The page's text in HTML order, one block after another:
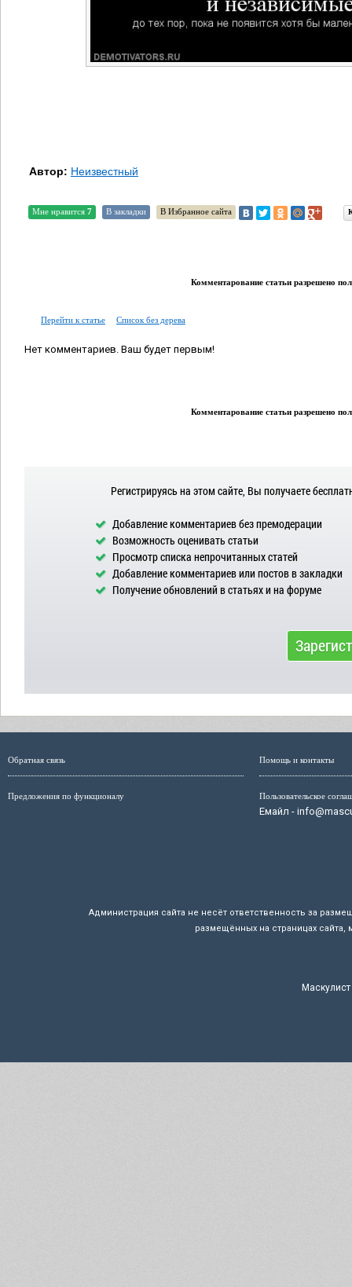
Автор: Неизвестный
Мне нравится 7 В закладки В Избранное сайта
Комментарование статьи разрешено
Перейти к статье Список без дерева
Нет комментариев. Ваш будет первым!
Комментарование статьи разрешено
Регистрируясь на этом сайте, Вы получаете
Добавление комментариев без премодерации
Возможность оценивать статьи
Просмотр списка непрочитанных статей
Добавление комментариев или постов в закладки
Получение обновлений в статьях и на форуме
Обратная связь
Предложения по функционалу
Помощь и контакты
Пользовательское
Емайл -
Администрация сайта не несёт ответственность за
размещённых на страницах